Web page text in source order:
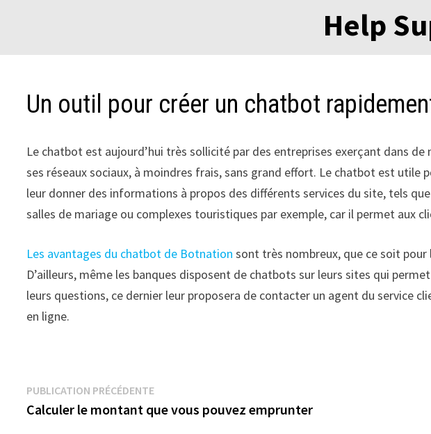
Help
Un outil pour créer un chatbot
Le chatbot est aujourd’hui très sollicité par des entreprises exerçant dans
ses réseaux sociaux, à moindres frais, sans grand effort. Le chatbot est
leur donner des informations à propos des différents services du site, tels
salles de mariage ou complexes touristiques par exemple, car il permet aux
Les avantages du chatbot de Botnation sont très nombreux, que ce soit
D’ailleurs, même les banques disposent de chatbots sur leurs sites qui
leurs questions, ce dernier leur proposera de contacter un agent du service
en ligne.
Navigation
de
PUBLICATION PRÉCÉDENTEPublication
précédente :
Calculer le montant que vous pouvez emprunter